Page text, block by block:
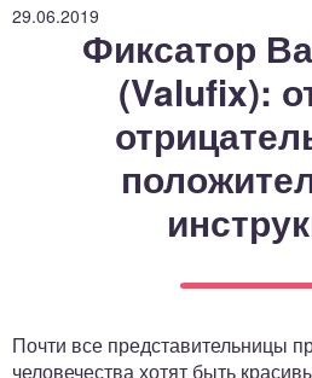
29.06.2019
Фиксатор
(Valufix):
Почти все представительницы
человечества хотят быть